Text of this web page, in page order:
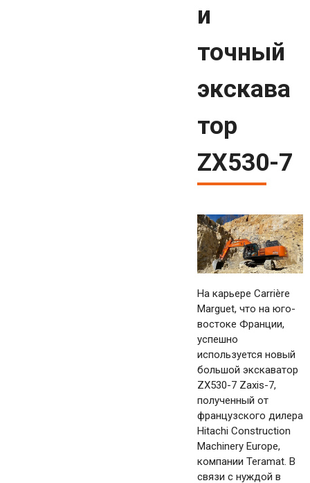
и
точный
экскава
тор
ZX530-7
На карьере Carrière
Marguet, что на юго-
востоке Франции,
успешно
используется новый
большой экскаватор
ZX530-7 Zaxis-7,
полученный от
французского дилера
Hitachi Construction
Machinery Europe,
компании Teramat. В
связи с нуждой в